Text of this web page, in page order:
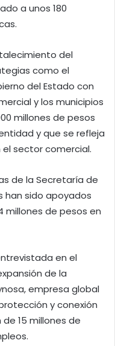
a unos 180
del
como el
del Estado con
y los municipios
millones de pesos
y que se refleja
sector comercial.
de la Secretaría de
han sido apoyados
millones de pesos en
en el
de la
empresa global
y conexión
15 millones de